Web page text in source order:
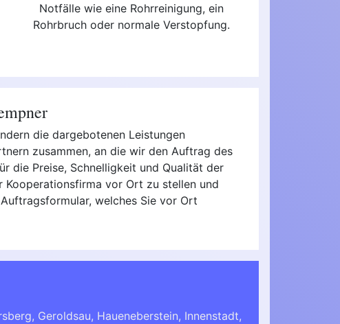
Notfälle wie eine Rohrreinigung, ein
Rohrbruch oder normale Verstopfung.
die dargebotenen Leistungen
zusammen, an die wir den Auftrag des
die Preise, Schnelligkeit und Qualität der
vor Ort zu stellen und
welches Sie vor Ort
Geroldsau, Haueneberstein, Innenstadt,